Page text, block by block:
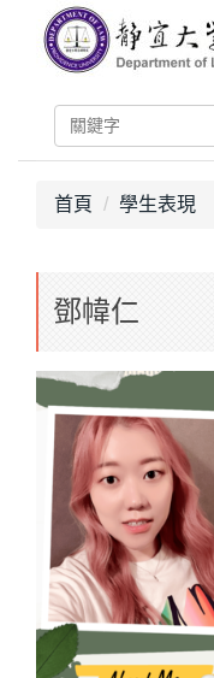
容
首頁 學生表現
鄧幃仁